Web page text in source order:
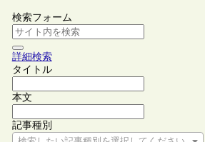
検索フォーム
詳細検索
タイトル
本文
記事種別